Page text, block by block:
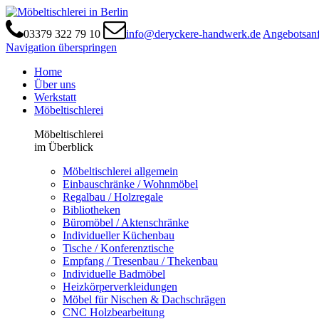
03379 322 79 10 info@deryckere-handwerk.de
Navigation überspringen
Home
Über uns
Werkstatt
Möbeltischlerei
Möbeltischlerei
im Überblick
Möbeltischlerei allgemein
Einbauschränke / Wohnmöbel
Regalbau / Holzregale
Bibliotheken
Büromöbel / Aktenschränke
Individueller Küchenbau
Tische / Konferenztische
Empfang / Tresenbau / Thekenbau
Individuelle Badmöbel
Heizkörper­verkleidungen
Möbel für Nischen & Dachschrägen
CNC Holzbearbeitung